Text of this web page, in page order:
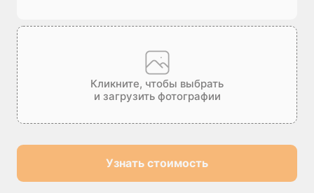
Кликните, чтобы выбрать
и загрузить фотографии
Узнать стоимость